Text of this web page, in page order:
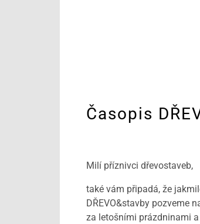
Časopis
Milí příznivci dřevostaveb,
také vám připadá, že
DŘEVO&stavby pozveme
za letošními prázdninami